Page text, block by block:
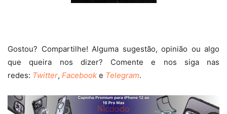
Gostou? Compartilhe! Alguma sugestão, opinião ou algo
que queira nos dizer? Comente e nos siga nas
redes: Twitter, Facebook e Telegram.